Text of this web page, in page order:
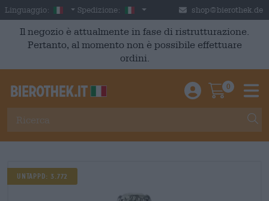
Skip to main content
Linguaggio: Italian
Spedizione: Italia shop@bierothek.de
Il negozio è attualmente in fase di ristrutturazione.
Pertanto, al momento non è possibile effettuare
ordini.
Einloggen /
0
Untappd: 3.772